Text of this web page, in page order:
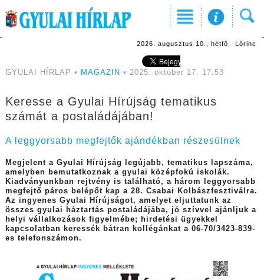
2026. augusztus 10., hétfő, Lőrinc
GYULAI HÍRLAP • MAGAZIN • 2025. október 17. 17:53
Keresse a Gyulai Hírújság tematikus
számát a postaládájában!
A leggyorsabb megfejtők ajándékban részesülnek
Megjelent a Gyulai Hírújság legújabb, tematikus lapszáma,
amelyben bemutatkoznak a gyulai középfokú iskolák.
Kiadványunkban rejtvény is található, a három leggyorsabb
megfejtő páros belépőt kap a 28. Csabai Kolbászfesztiválra.
Az ingyenes Gyulai Hírújságot, amelyet eljuttatunk az
összes gyulai háztartás postaládájába, jó szívvel ajánljuk a
helyi vállalkozások figyelmébe; hirdetési ügyekkel
kapcsolatban keressék bátran kollégánkat a 06-70/3423-839-
es telefonszámon.